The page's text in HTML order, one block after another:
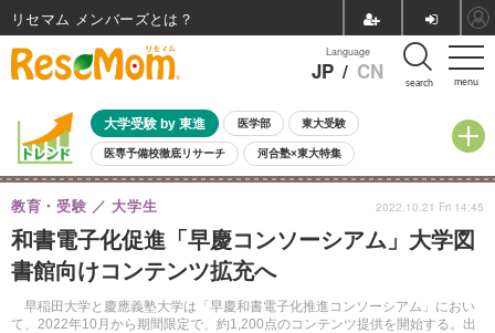
menu
Language
JP / CN search
大学受験 by 東進 医学部 東大受験
医専予備校徹底リサーチ 河合塾×東大特集
親子で考える大学選び 高校受験 中学受験 小学校受験
共通テスト 夏休み
8月開催イベント・WS 全国公立高校 過去問 人気記事
自由研究教材（小学生向け） 自由研究教材（中学生向け）
和書電子化促進「早慶コンソーシアム」大学図
書館向けコンテンツ拡充へ
早稲田大学と慶應義塾大学は「早慶和書電子化推進コンソーシアム」におい
て、2022年10月から期間限定で、約1,200点のコンテンツ提供を開始する。出
教育・受験 大学生 2022.10.21 Fri 14:45
リセマム メンバーズ